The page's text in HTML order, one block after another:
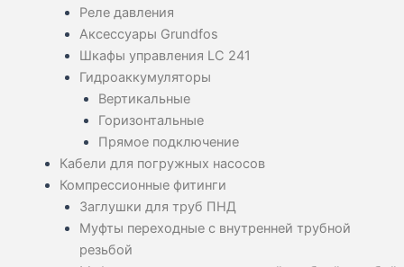
Реле давления
Аксессуары Grundfos
Шкафы управления LC 241
Гидроаккумуляторы
Вертикальные
Горизонтальные
Прямое подключение
Кабели для погружных насосов
Компрессионные фитинги
Заглушки для труб ПНД
Муфты переходные с внутренней трубной
резьбой